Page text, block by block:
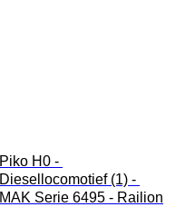
Piko H0 -
Diesellocomotief (1) -
MAK Serie 6495 - Railion